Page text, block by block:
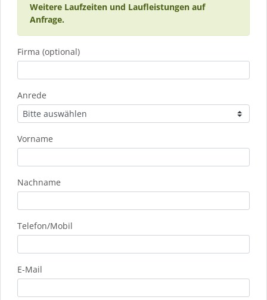
Weitere Laufzeiten und Laufleistungen auf
Anfrage.
Firma (optional)
Anrede
Vorname
Nachname
Telefon/Mobil
E-Mail